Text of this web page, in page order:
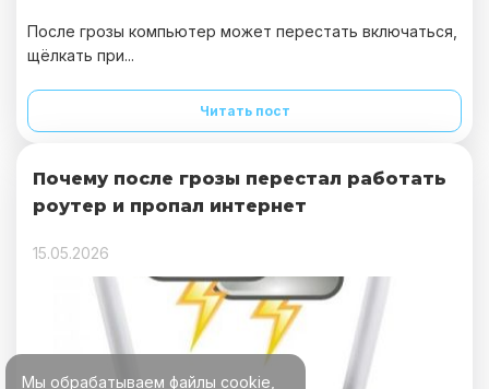
После грозы компьютер может перестать включаться,
щёлкать при...
Читать пост
Почему после грозы перестал работать
роутер и пропал интернет
15.05.2026
Мы обрабатываем файлы cookie,